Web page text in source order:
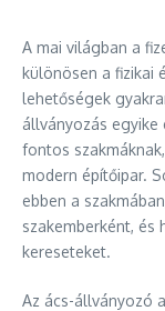
A mai világban a
különösen a fizikai
lehetőségek
állványozás egyike
fontos
modern építőipar.
ebben a
szakemberként, és
kereseteket.
Az ács-állványozó